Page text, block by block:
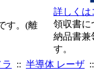
す。(離
詳しくは
領収書に
納品書兼
す。
:: 半導体 レーザ